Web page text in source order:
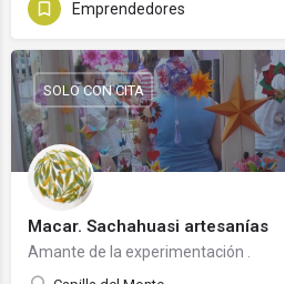
Emprendedores
Macar. Sachahuasi artesanías
Amante de la experimentación .
SOLO CON CITA